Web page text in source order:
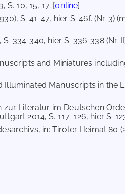
10, 15, 17. [online]
S. 41-47, hier S. 46f. (Nr. 3)
334-340, hier S. 336-338 (Nr.
and Miniatures
Illuminated Manuscripts in the
Literatur im Deutschen
2014, S. 117-126, hier S.
in: Tiroler Heimat 80